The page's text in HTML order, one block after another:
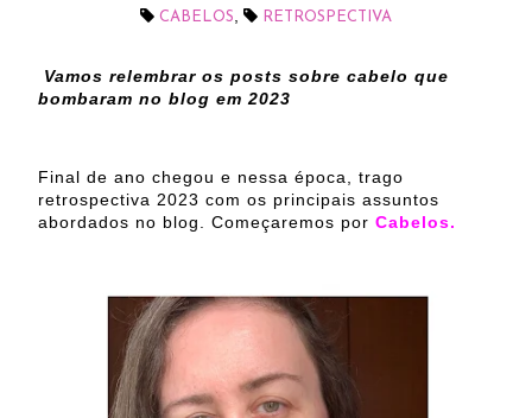
CABELOS, RETROSPECTIVA
Vamos relembrar os posts sobre cabelo que
bombaram no blog em 2023
Final de ano chegou e nessa época, trago
retrospectiva 2023 com os principais assuntos
abordados no blog. Começaremos por Cabelos.